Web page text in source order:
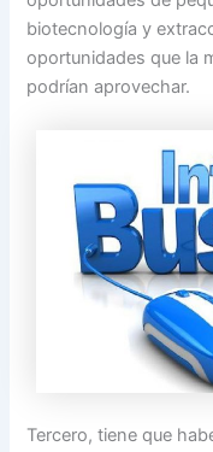
biotecnología y
oportunidades que la
podrían aprovechar.
Tercero, tiene que